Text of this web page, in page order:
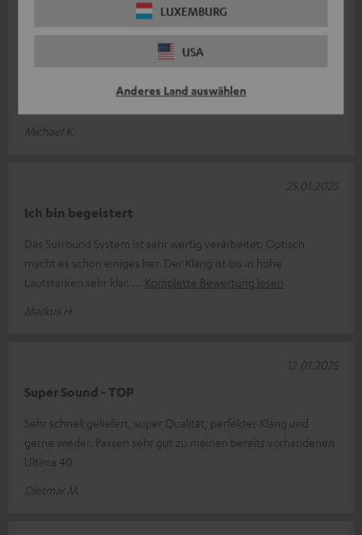
LUXEMBURG
USA
Anderes Land auswählen
Das ganze Teufel Ökosystem passt super zusammen. Hatte
das Set zusätzlich noch mit einer Teufel Rearstation , Level
Michael K.
Ich bin begeistert
Das Surround System ist sehr wertig verarbeitet. Optisch
macht es schon einiges her. Der Klang ist bis in hohe
Lautstärken sehr klar.
Komplette Bewertung lesen
Markus H.
25.01.2025
Super Sound - TOP
Sehr schnell geliefert, super Qualität, perfekter Klang und
gerne wieder. Passen sehr gut zu meinen bereits vorhandenen
Ultima 40
Dietmar M.
12.01.2025